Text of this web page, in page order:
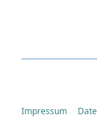
Impressum